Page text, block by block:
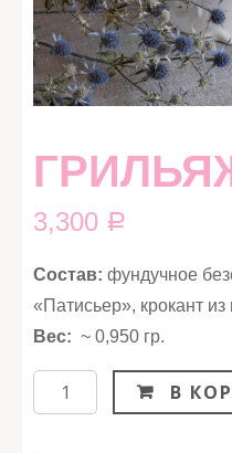
3,300 Р
Состав: фундучное
«Патисьер», крокант
Вес: ~ 0,950 гр.
Количество В